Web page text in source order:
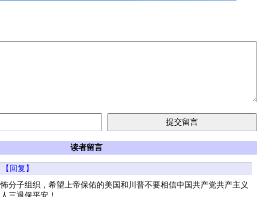
读者留言
【回复】
分子组织，希望上帝保佑的美国和川普不要相信中国共产党共产主义
三退保平安！